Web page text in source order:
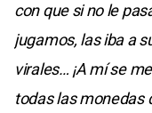
con que si no le
jugamos, las iba a
virales… ¡A mí se
todas las monedas